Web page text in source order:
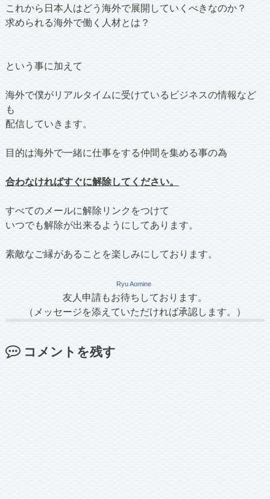
これから日本人はどう海外で展開していくべきなのか？
求められる海外で働く人材とは？
という事に加えて
海外で僕がリアルタイムに受けているビジネスの情報など
も
配信していきます。
目的は海外で一緒に仕事をする仲間を集める事の為
合わなければすぐに解除してください。
すべてのメールに解除リンクをつけて
いつでも解除が出来るようにしてあります。
素敵なご縁があることを楽しみにしております。
Ryu Aomine
友人申請もお待ちしております。
（メッセージを添えていただければ承認します。）
コメントを残す